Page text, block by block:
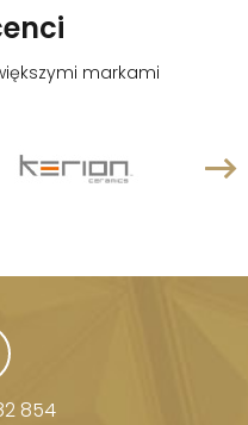
markami
854